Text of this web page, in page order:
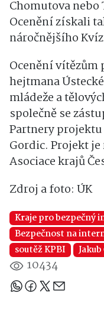
Chomutova nebo
Ocenění získali
náročnějšího
Ocenění vítězům
hejtmana
mládeže a
společně se
Partnery
Gordic. Projekt
Asociace krajů
Zdroj a foto: ÚK
Kraje pro bezpečný
Bezpečnost na
soutěž KPBI
10434
Sdílejte článek